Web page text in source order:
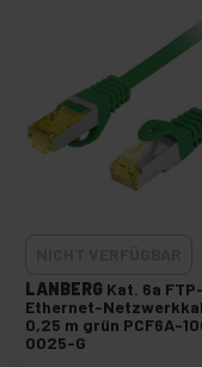
Cable SFTP cat.6A
SFTP-Kabel Kat.6A
SFTP-Kabel Kat.6A
SFTP-Kabel Cat.6A
+
Cat.5e UTP
+
Cat.6 / cat.6A
+
LANBERG Kat. 6a FTP-
Ethernet-
0,25 m grün PCF6A-
0025-G